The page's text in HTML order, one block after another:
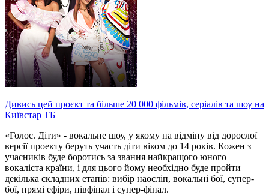
Дивись цей проєкт та більше 20 000 фільмів, серіалів та шоу на
Київстар ТБ
«Голос. Діти» - вокальне шоу, у якому на відміну від дорослої
версії проекту беруть участь діти віком до 14 років. Кожен з
учасників буде боротись за звання найкращого юного
вокаліста країни, і для цього йому необхідно буде пройти
декілька складних етапів: вибір наосліп, вокальні бої, супер-
бої, прямі ефіри, півфінал і супер-фінал.